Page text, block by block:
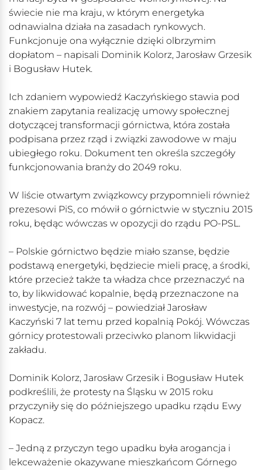
świecie nie ma kraju, w którym energetyka
odnawialna działa na zasadach rynkowych.
Funkcjonuje ona wyłącznie dzięki olbrzymim
dopłatom – napisali Dominik Kolorz, Jarosław Grzesik
i Bogusław Hutek.
Ich zdaniem wypowiedź Kaczyńskiego stawia pod
znakiem zapytania realizację umowy społecznej
dotyczącej transformacji górnictwa, która została
podpisana przez rząd i związki zawodowe w maju
ubiegłego roku. Dokument ten określa szczegóły
funkcjonowania branży do 2049 roku.
W liście otwartym związkowcy przypomnieli również
prezesowi PiS, co mówił o górnictwie w styczniu 2015
roku, będąc wówczas w opozycji do rządu PO-PSL.
– Polskie górnictwo będzie miało szanse, będzie
podstawą energetyki, będziecie mieli pracę, a środki,
które przecież także ta władza chce przeznaczyć na
to, by likwidować kopalnie, będą przeznaczone na
inwestycje, na rozwój – powiedział Jarosław
Kaczyński 7 lat temu przed kopalnią Pokój. Wówczas
górnicy protestowali przeciwko planom likwidacji
zakładu.
Dominik Kolorz, Jarosław Grzesik i Bogusław Hutek
podkreślili, że protesty na Śląsku w 2015 roku
przyczyniły się do późniejszego upadku rządu Ewy
Kopacz.
– Jedną z przyczyn tego upadku była arogancja i
lekceważenie okazywane mieszkańcom Górnego